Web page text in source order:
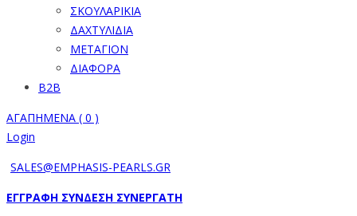
ΣΚΟΥΛΑΡΙΚΙΑ
ΔΑΧΤΥΛΙΔΙΑ
ΜΕΤΑΓΙΟΝ
ΔΙΑΦΟΡΑ
B2B
ΑΓΑΠΗΜΕΝΑ ( 0 )
Login
SALES@EMPHASIS-PEARLS.GR
ΕΓΓΡΑΦΗ ΣΥΝΔΕΣΗ ΣΥΝΕΡΓΑΤΗ